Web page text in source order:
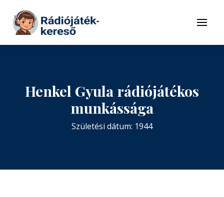
Tovább a tartalomhoz
Menü
Henkel Gyula rádiójátékos
munkássága
Születési dátum: 1944